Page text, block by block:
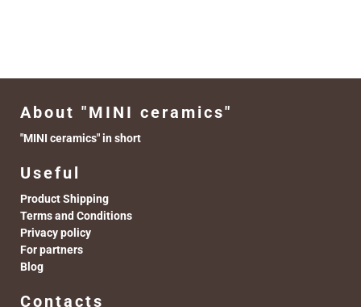
About "MINI ceramics"
"MINI ceramics" in short
Useful
Product Shipping
Terms and Conditions
Privacy policy
For partners
Blog
Contacts